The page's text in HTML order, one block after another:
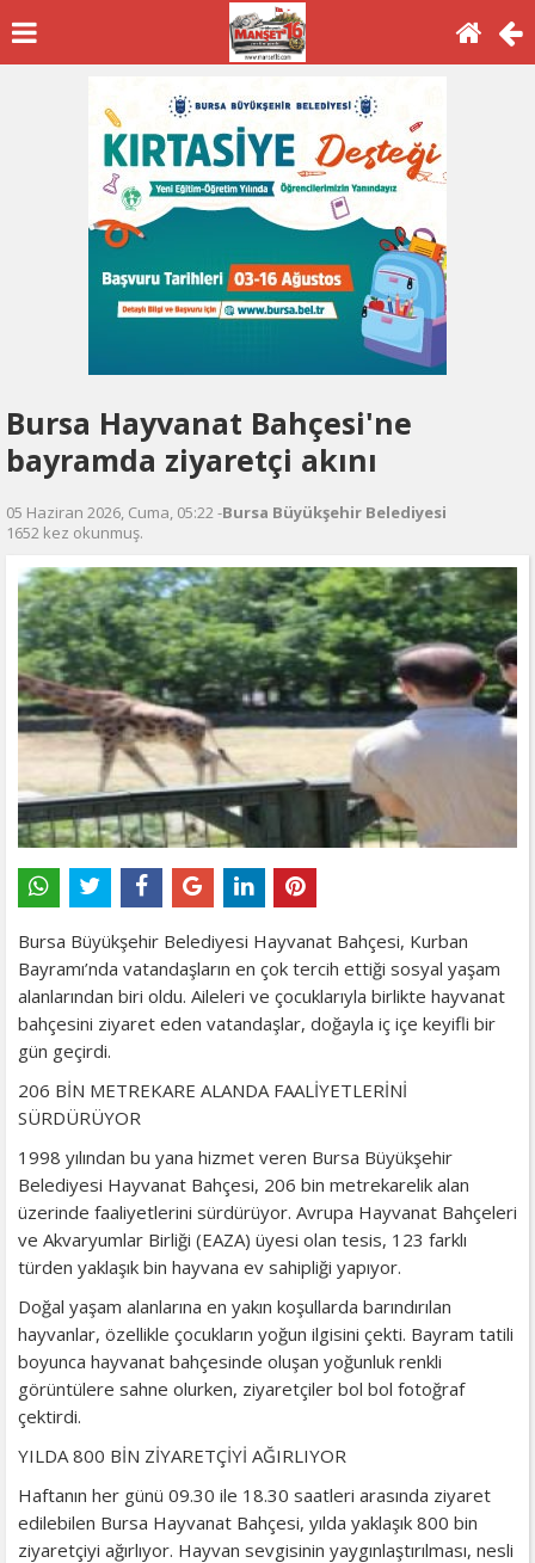
Bursa Hayvanat Bahçesi'ne
bayramda ziyaretçi akını
05 Haziran 2026, Cuma, 05:22 -Bursa Büyükşehir Belediyesi
1652 kez okunmuş.
Bursa Büyükşehir Belediyesi Hayvanat Bahçesi, Kurban
Bayramı’nda vatandaşların en çok tercih ettiği sosyal yaşam
alanlarından biri oldu. Aileleri ve çocuklarıyla birlikte hayvanat
bahçesini ziyaret eden vatandaşlar, doğayla iç içe keyifli bir
gün geçirdi.
206 BİN METREKARE ALANDA FAALİYETLERİNİ
SÜRDÜRÜYOR
1998 yılından bu yana hizmet veren Bursa Büyükşehir
Belediyesi Hayvanat Bahçesi, 206 bin metrekarelik alan
üzerinde faaliyetlerini sürdürüyor. Avrupa Hayvanat Bahçeleri
ve Akvaryumlar Birliği (EAZA) üyesi olan tesis, 123 farklı
türden yaklaşık bin hayvana ev sahipliği yapıyor.
Doğal yaşam alanlarına en yakın koşullarda barındırılan
hayvanlar, özellikle çocukların yoğun ilgisini çekti. Bayram tatili
boyunca hayvanat bahçesinde oluşan yoğunluk renkli
görüntülere sahne olurken, ziyaretçiler bol bol fotoğraf
çektirdi.
YILDA 800 BİN ZİYARETÇİYİ AĞIRLIYOR
Haftanın her günü 09.30 ile 18.30 saatleri arasında ziyaret
edilebilen Bursa Hayvanat Bahçesi, yılda yaklaşık 800 bin
ziyaretçiyi ağırlıyor. Hayvan sevgisinin yaygınlaştırılması, nesli